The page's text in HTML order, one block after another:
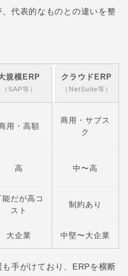
代表的なものとの違いを整
規模ERP
（SAP等）
クラウドERP
（NetSuite等）
用・高額
商用・サブス
ク
高 中〜高
能だが高コ
スト
制約あり
大企業 中堅〜大企業
手がけており、ERPを横断